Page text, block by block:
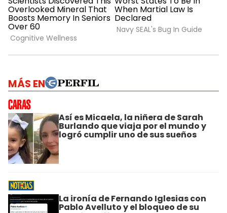
MÁS EN
Así es Micaela, la niñera de Sarah
Burlando que viaja por el mundo y
logró cumplir uno de sus sueños
La ironía de Fernando Iglesias con
Pablo Avelluto y el bloqueo de su